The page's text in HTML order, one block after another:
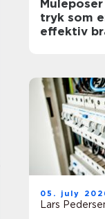
tryk som
effektiv
05. july
Lars